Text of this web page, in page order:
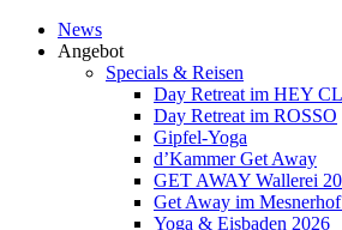
News
Angebot
Specials & Reisen
Day Retreat im HEY
Day Retreat im ROSSO
Gipfel-Yoga
d’Kammer Get Away
GET AWAY Wallerei
Get Away im
Yoga & Eisbaden 2026